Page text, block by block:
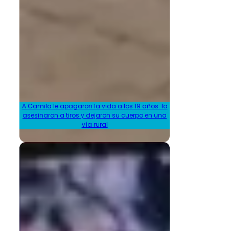
A Camila le apagaron la vida a los 19 años: la
asesinaron a tiros y dejaron su cuerpo en una
vía rural